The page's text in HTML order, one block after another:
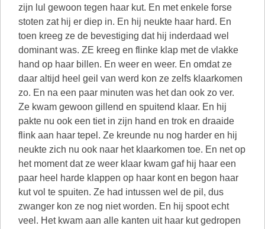
zijn lul gewoon tegen haar kut. En met enkele forse
stoten zat hij er diep in. En hij neukte haar hard. En
toen kreeg ze de bevestiging dat hij inderdaad wel
dominant was. ZE kreeg en flinke klap met de vlakke
hand op haar billen. En weer en weer. En omdat ze
daar altijd heel geil van werd kon ze zelfs klaarkomen
zo. En na een paar minuten was het dan ook zo ver.
Ze kwam gewoon gillend en spuitend klaar. En hij
pakte nu ook een tiet in zijn hand en trok en draaide
flink aan haar tepel. Ze kreunde nu nog harder en hij
neukte zich nu ook naar het klaarkomen toe. En net op
het moment dat ze weer klaar kwam gaf hij haar een
paar heel harde klappen op haar kont en begon haar
kut vol te spuiten. Ze had intussen wel de pil, dus
zwanger kon ze nog niet worden. En hij spoot echt
veel. Het kwam aan alle kanten uit haar kut gedropen